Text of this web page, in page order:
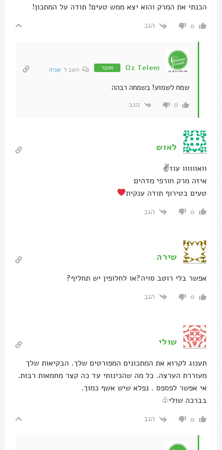
הכנתי את המרק והוא יצא ממש טעים! תודה על המתכון!
0 הגב
Oz Telem מחבר השב ל טניה
שמח לשמוע! בשמחה רבהה
0 הגב
לאוש
וואוווווו עוז✌
איזה מרק חורפי מדהים
טעים בטירוף תודה ענקית
0 הגב
שירה
אפשר בלי רוטב סויה?או לחלופין יש תחליף?
0 הגב
שולי
תענוג לקרוא את המתכונים המפורטים שלך. הבקיאות שלך
מעוררת הערצה. כל מה שהכינותי עד כה קצר מחמאות רבות.
אי אפשר לפספס . נפלא שיש אשף כמוך.
בברכה שולי♧
0 הגב